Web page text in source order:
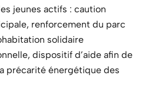
jeunes actifs : caution
renforcement du parc
solidaire
dispositif d’aide afin de
précarité énergétique des